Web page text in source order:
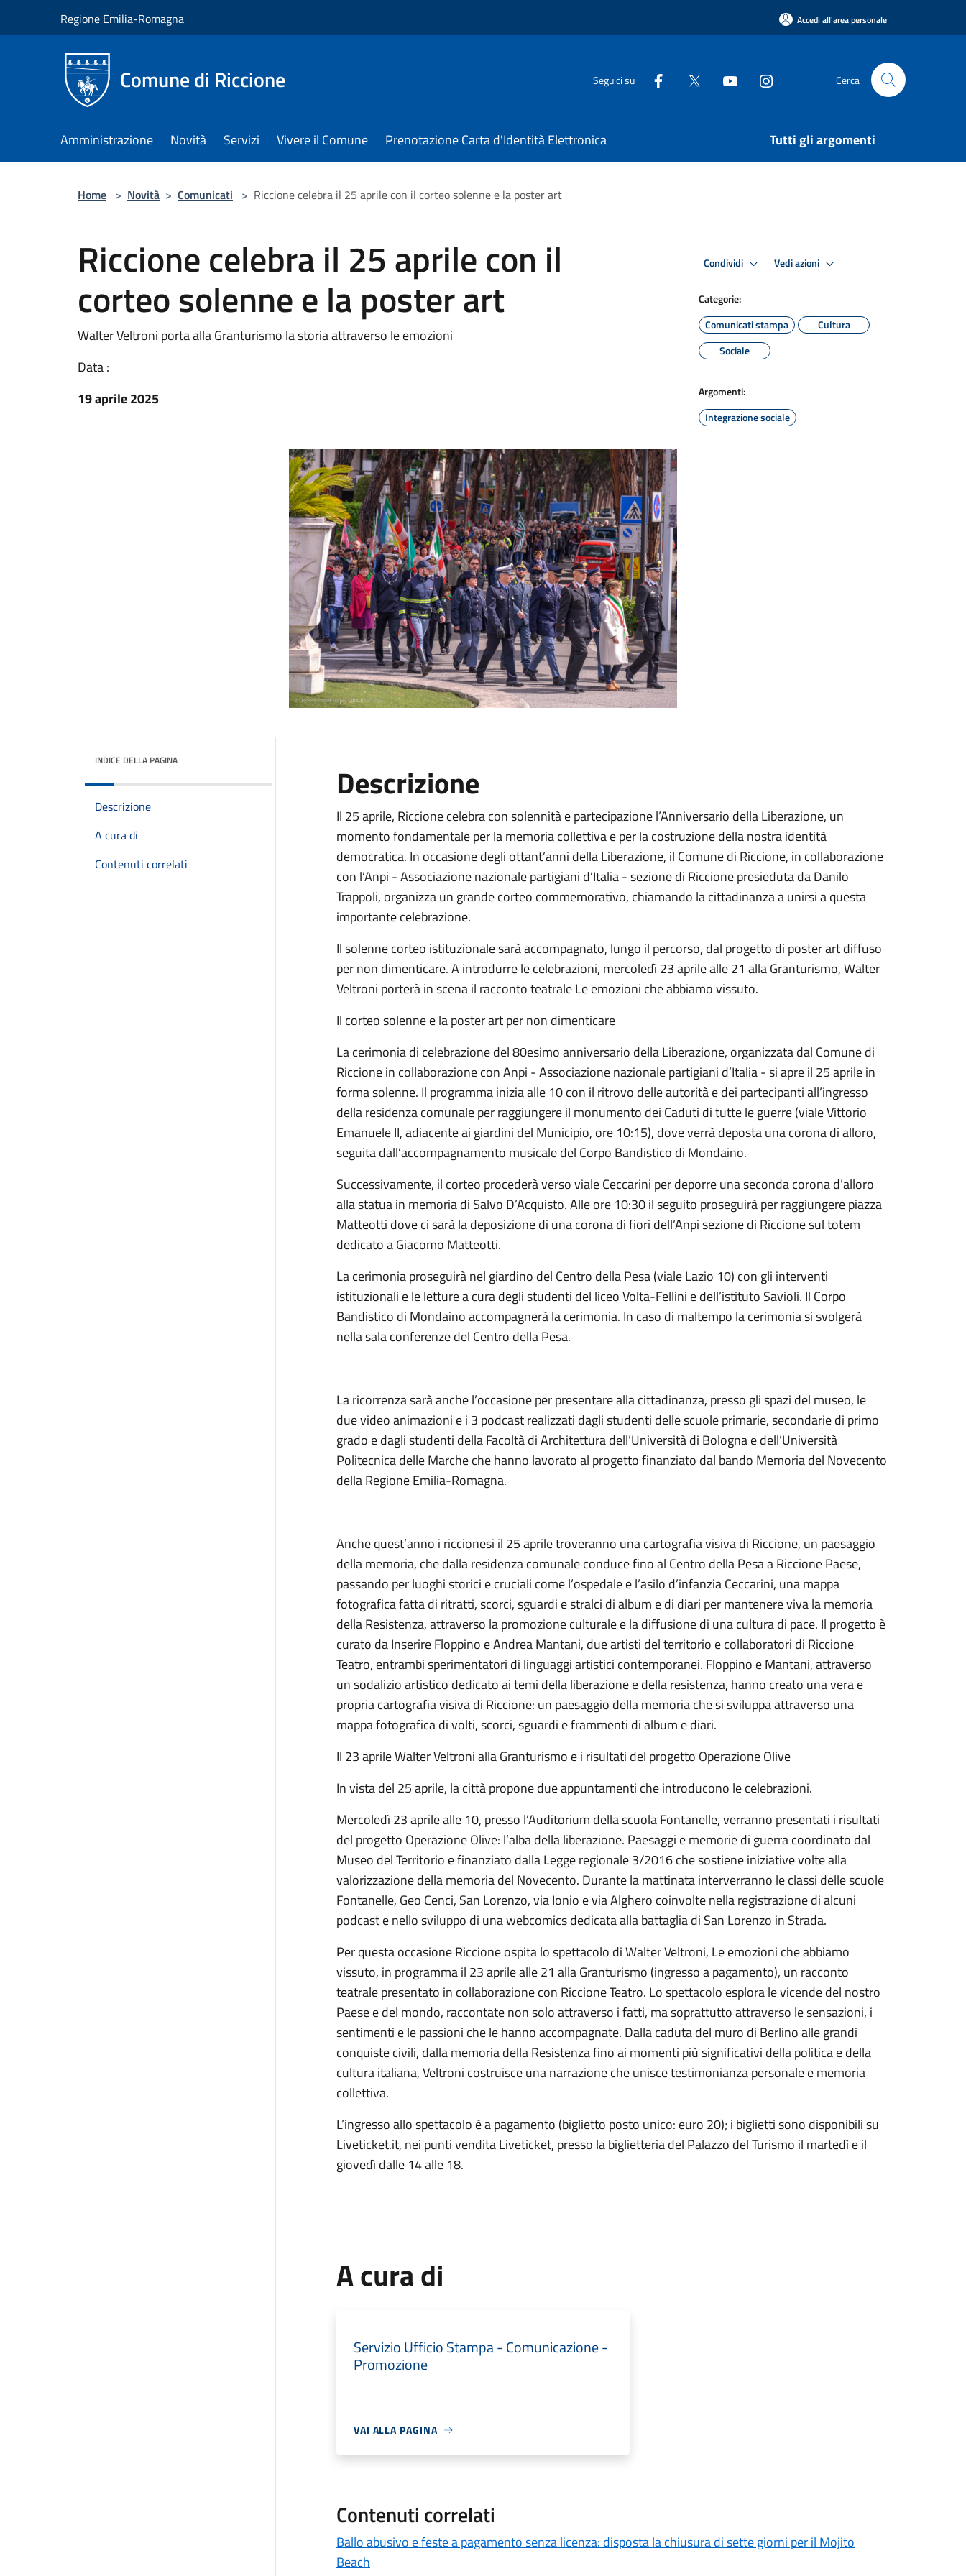
Regione Emilia-Romagna Accedi all'area personale
Comune di Riccione Seguici su Cerca
Amministrazione Novità Servizi Vivere il Comune Prenotazione Carta d'Identità Elettronica Tutti gli argomenti
Home > Novità > Comunicati > Riccione celebra il 25 aprile con il corteo solenne e la poster art
Riccione celebra il 25 aprile con il
corteo solenne e la poster art
Walter Veltroni porta alla Granturismo la storia attraverso le emozioni
Data :
19 aprile 2025
Condividi Vedi azioni
Categorie:
Comunicati stampa
Cultura
Sociale
Argomenti:
Integrazione sociale
INDICE DELLA PAGINA
Descrizione
A cura di
Contenuti correlati
Descrizione
Il 25 aprile, Riccione celebra con solennità e partecipazione l’Anniversario della Liberazione, un
momento fondamentale per la memoria collettiva e per la costruzione della nostra identità
democratica. In occasione degli ottant’anni della Liberazione, il Comune di Riccione, in collaborazione
con l’Anpi - Associazione nazionale partigiani d’Italia - sezione di Riccione presieduta da Danilo
Trappoli, organizza un grande corteo commemorativo, chiamando la cittadinanza a unirsi a questa
importante celebrazione.
Il solenne corteo istituzionale sarà accompagnato, lungo il percorso, dal progetto di poster art diffuso
per non dimenticare. A introdurre le celebrazioni, mercoledì 23 aprile alle 21 alla Granturismo, Walter
Veltroni porterà in scena il racconto teatrale Le emozioni che abbiamo vissuto.
Il corteo solenne e la poster art per non dimenticare
La cerimonia di celebrazione del 80esimo anniversario della Liberazione, organizzata dal Comune di
Riccione in collaborazione con Anpi - Associazione nazionale partigiani d’Italia - si apre il 25 aprile in
forma solenne. Il programma inizia alle 10 con il ritrovo delle autorità e dei partecipanti all’ingresso
della residenza comunale per raggiungere il monumento dei Caduti di tutte le guerre (viale Vittorio
Emanuele II, adiacente ai giardini del Municipio, ore 10:15), dove verrà deposta una corona di alloro,
seguita dall’accompagnamento musicale del Corpo Bandistico di Mondaino.
Successivamente, il corteo procederà verso viale Ceccarini per deporre una seconda corona d’alloro
alla statua in memoria di Salvo D’Acquisto. Alle ore 10:30 il seguito proseguirà per raggiungere piazza
Matteotti dove ci sarà la deposizione di una corona di fiori dell’Anpi sezione di Riccione sul totem
dedicato a Giacomo Matteotti.
La cerimonia proseguirà nel giardino del Centro della Pesa (viale Lazio 10) con gli interventi
istituzionali e le letture a cura degli studenti del liceo Volta-Fellini e dell’istituto Savioli. Il Corpo
Bandistico di Mondaino accompagnerà la cerimonia. In caso di maltempo la cerimonia si svolgerà
nella sala conferenze del Centro della Pesa.
La ricorrenza sarà anche l’occasione per presentare alla cittadinanza, presso gli spazi del museo, le
due video animazioni e i 3 podcast realizzati dagli studenti delle scuole primarie, secondarie di primo
grado e dagli studenti della Facoltà di Architettura dell’Università di Bologna e dell’Università
Politecnica delle Marche che hanno lavorato al progetto finanziato dal bando Memoria del Novecento
della Regione Emilia-Romagna.
Anche quest’anno i riccionesi il 25 aprile troveranno una cartografia visiva di Riccione, un paesaggio
della memoria, che dalla residenza comunale conduce fino al Centro della Pesa a Riccione Paese,
passando per luoghi storici e cruciali come l’ospedale e l’asilo d’infanzia Ceccarini, una mappa
fotografica fatta di ritratti, scorci, sguardi e stralci di album e di diari per mantenere viva la memoria
della Resistenza, attraverso la promozione culturale e la diffusione di una cultura di pace. Il progetto è
curato da Inserire Floppino e Andrea Mantani, due artisti del territorio e collaboratori di Riccione
Teatro, entrambi sperimentatori di linguaggi artistici contemporanei. Floppino e Mantani, attraverso
un sodalizio artistico dedicato ai temi della liberazione e della resistenza, hanno creato una vera e
propria cartografia visiva di Riccione: un paesaggio della memoria che si sviluppa attraverso una
mappa fotografica di volti, scorci, sguardi e frammenti di album e diari.
Il 23 aprile Walter Veltroni alla Granturismo e i risultati del progetto Operazione Olive
In vista del 25 aprile, la città propone due appuntamenti che introducono le celebrazioni.
Mercoledì 23 aprile alle 10, presso l’Auditorium della scuola Fontanelle, verranno presentati i risultati
del progetto Operazione Olive: l’alba della liberazione. Paesaggi e memorie di guerra coordinato dal
Museo del Territorio e finanziato dalla Legge regionale 3/2016 che sostiene iniziative volte alla
valorizzazione della memoria del Novecento. Durante la mattinata interverranno le classi delle scuole
Fontanelle, Geo Cenci, San Lorenzo, via Ionio e via Alghero coinvolte nella registrazione di alcuni
podcast e nello sviluppo di una webcomics dedicata alla battaglia di San Lorenzo in Strada.
Per questa occasione Riccione ospita lo spettacolo di Walter Veltroni, Le emozioni che abbiamo
vissuto, in programma il 23 aprile alle 21 alla Granturismo (ingresso a pagamento), un racconto
teatrale presentato in collaborazione con Riccione Teatro. Lo spettacolo esplora le vicende del nostro
Paese e del mondo, raccontate non solo attraverso i fatti, ma soprattutto attraverso le sensazioni, i
sentimenti e le passioni che le hanno accompagnate. Dalla caduta del muro di Berlino alle grandi
conquiste civili, dalla memoria della Resistenza fino ai momenti più significativi della politica e della
cultura italiana, Veltroni costruisce una narrazione che unisce testimonianza personale e memoria
collettiva.
L’ingresso allo spettacolo è a pagamento (biglietto posto unico: euro 20); i biglietti sono disponibili su
Liveticket.it, nei punti vendita Liveticket, presso la biglietteria del Palazzo del Turismo il martedì e il
giovedì dalle 14 alle 18.
A cura di
Servizio Ufficio Stampa - Comunicazione -
Promozione
VAI ALLA PAGINA
Contenuti correlati
Ballo abusivo e feste a pagamento senza licenza: disposta la chiusura di sette giorni per il Mojito
Beach